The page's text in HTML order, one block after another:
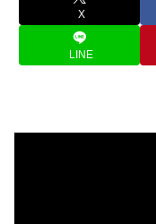
X
LINE